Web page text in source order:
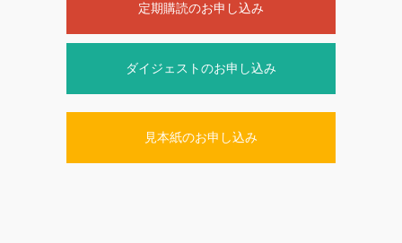
定期購読のお申し込み
ダイジェストのお申し込み
見本紙のお申し込み